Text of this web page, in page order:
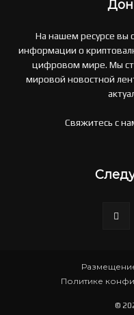
На нашем ресурсе вы
информации о
цифровом мире. Мы
мировой новостной
Свяжитесь с
Политике
©